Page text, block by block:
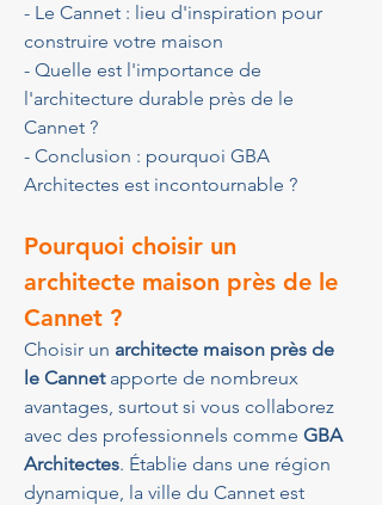
- Le Cannet : lieu d'inspiration pour
construire votre maison
- Quelle est l'importance de
l'architecture durable près de le
Cannet ?
- Conclusion : pourquoi GBA
Architectes est incontournable ?
Pourquoi choisir un
architecte maison près de le
Cannet ?
Choisir un architecte maison près de
le Cannet apporte de nombreux
avantages, surtout si vous collaborez
avec des professionnels comme GBA
Architectes. Établie dans une région
dynamique, la ville du Cannet est